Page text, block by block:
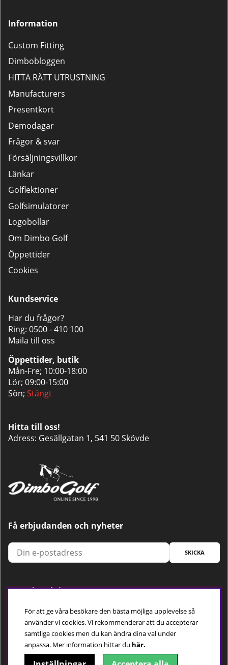
Information
Custom Fitting
Dimbobloggen
HITTA RÄTT UTRUSTNING
Manufacturers
Presentkort
Demodagar
Frågor & svar
Försäljningsvillkor
Länkar
Golflektioner
Golfsimulatorer
Logobollar
Om Dimbo Golf
Öppettider
Cookies
Kundservice
Har du frågor?
Ring: 0500 - 410 100
Maila till oss
Öppettider, butik
Mån-Fre; 10:00-18:00
Lör; 09:00-15:00
Sön; Stängt
Hitta till oss!
Adress: Gesällgatan 1, 541 50 Skövde
Få erbjudanden och nyheter
SKICKA
Trygg betalning
Följ oss
För att ge våra besökare den bästa möjliga upplevelse så
använder vi cookies. Vi rekommenderar att du accepterar
samtliga cookies men du kan ändra dina val under
anpassa. Mer information hittar du här.